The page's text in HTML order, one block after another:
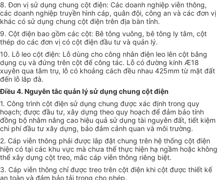
8. Đơn vị sử dụng chung cột điện: Các doanh nghiệp viễn thông,
các doanh nghiệp truyền hình cáp, quân đội, công an và các đơn vị
khác có sử dụng chung cột điện trên địa bàn tỉnh.
9. Cột điện bao gồm các cột: Bê tông vuông, bê tông ly tâm, cột
thép do các đơn vị có cột điện đầu tư và quản lý.
10. Lỗ leo cột điện: Lỗ dùng cho công nhân điện leo lên cột bằng
dụng cụ và đứng trên cột để công tác. Lỗ có đường kính Æ18
xuyên qua tâm trụ, lỗ có khoảng cách đều nhau 425mm từ mặt đất
đến lỗ lắp đà.
Điều 4. Nguyên tắc quản lý sử dụng chung cột điện
1. Công trình cột điện sử dụng chung được xác định trong quy
hoạch; được đầu tư, xây dựng theo quy hoạch để đảm bảo tính
đồng bộ nhằm nâng cao hiệu quả sử dụng tài nguyên đất, tiết kiệm
chi phí đầu tư xây dựng, bảo đảm cảnh quan và môi trường.
2. Cáp viễn thông phải được lắp đặt chung trên hệ thống cột điện
hiện có tại các khu vực mà chưa thể thực hiện hạ ngầm hoặc không
thể xây dựng cột treo, mắc cáp viễn thông riêng biệt.
3. Cáp viễn thông chỉ được treo trên cột điện khi cột được thiết kế
an toàn và đảm bảo tải trọng cho phép.